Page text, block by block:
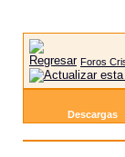
Foros
Descargas